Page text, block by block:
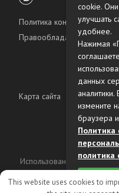
Политика
Правообладателям
Карта сайта
Использование
разрешено
cookie.
улучшать
удобнее.
Нажимая
данных
аналитики.
измените
браузера
Политика
политика
This website uses cookies to